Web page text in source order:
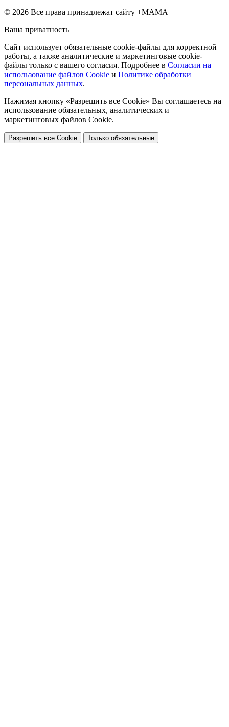
© 2026 Все права принадлежат сайту +МАМА
Ваша приватность
Сайт использует обязательные cookie-файлы для корректной
работы, а также аналитические и маркетинговые cookie-
файлы только с вашего согласия. Подробнее в Согласии на
использование файлов Cookie и Политике обработки
персональных данных.
Нажимая кнопку «Разрешить все Cookie» Вы соглашаетесь на
использование обязательных, аналитических и
маркетинговых файлов Cookie.
Разрешить все Cookie Только обязательные